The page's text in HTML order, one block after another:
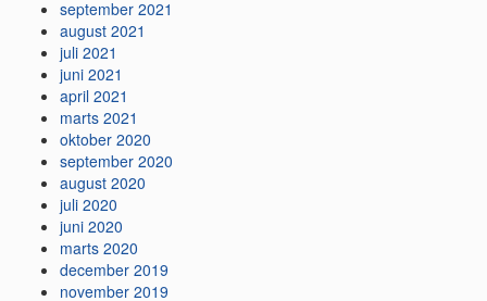
september 2021
august 2021
juli 2021
juni 2021
april 2021
marts 2021
oktober 2020
september 2020
august 2020
juli 2020
juni 2020
marts 2020
december 2019
november 2019